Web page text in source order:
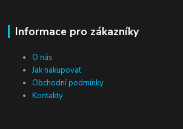
Informace pro zákazníky
O nás
Jak nakupovat
Obchodní podmínky
Kontakty